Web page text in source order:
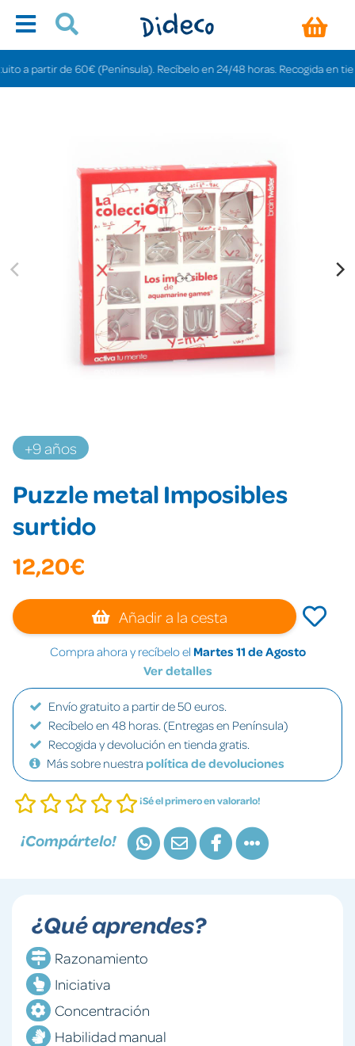
partir de 60€ (Península). Recíbelo en 24/48 horas. Recogida en tiendas
+9 años
Puzzle metal Imposibles
surtido
12,20€
Añadir a la cesta
Compra ahora y recíbelo el Martes 11 de Agosto
Ver detalles
Envío gratuito a partir de 50 euros.
Recíbelo en 48 horas. (Entregas en Península)
Recogida y devolución en tienda gratis.
Más sobre nuestra política de devoluciones
¡Sé el primero en valorarlo!
¡Compártelo!
¿Qué aprendes?
Razonamiento
Iniciativa
Concentración
Habilidad manual